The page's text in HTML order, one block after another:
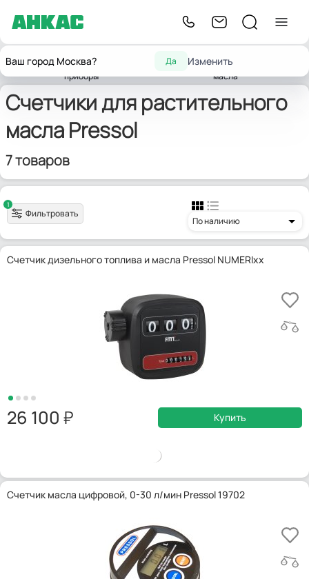
Ваш город Москва? Да Изменить
Главнаяизмерительные
приборы
Счетчики
растительного
масла
Счетчики для растительного
масла Pressol
7 товаров
1
Фильтровать
По наличию
Счетчик дизельного топлива и масла Pressol NUMERIxx
26 100 Купить
Счетчик масла цифровой, 0-30 л/мин Pressol 19702